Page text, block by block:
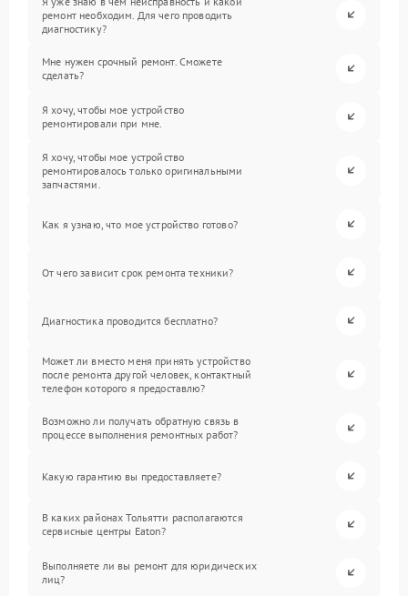
ремонт необходим. Для чего проводить
диагностику?
Мне нужен срочный ремонт. Сможете
сделать?
Я хочу, чтобы мое устройство
ремонтировали при мне.
Я хочу, чтобы мое устройство
ремонтировалось только оригинальными
запчастями.
Как я узнаю, что мое устройство готово?
От чего зависит срок ремонта техники?
Диагностика проводится бесплатно?
Может ли вместо меня принять устройство
после ремонта другой человек, контактный
телефон которого я предоставлю?
Возможно ли получать обратную связь в
процессе выполнения ремонтных работ?
Какую гарантию вы предоставляете?
В каких районах Тольятти располагаются
сервисные центры Eaton?
Выполняете ли вы ремонт для юридических
лиц?